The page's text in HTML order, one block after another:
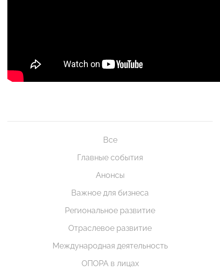
Все
Главные события
Анонсы
Важное для бизнеса
Региональное развитие
Отраслевое развитие
Международная деятельность
ОПОРА в лицах